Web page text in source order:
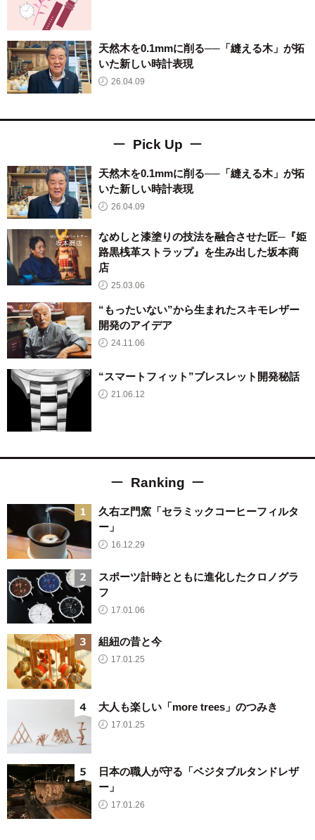
天然木を0.1mmに削る──「縫える木」が拓
いた新しい時計表現
26.04.09
Pick Up
天然木を0.1mmに削る──「縫える木」が拓
いた新しい時計表現
26.04.09
なめしと漆塗りの技法を融合させた匠─『姫
路黒桟革ストラップ』を生み出した坂本商
店
25.03.06
“もったいない”から生まれたスキモレザー
開発のアイデア
24.11.06
“スマートフィット”ブレスレット開発秘話
21.06.12
Ranking
久右ヱ門窯「セラミックコーヒーフィルタ
ー」
16.12.29
スポーツ計時とともに進化したクロノグラ
フ
17.01.06
組紐の昔と今
17.01.25
大人も楽しい「more trees」のつみき
17.01.25
日本の職人が守る「ベジタブルタンドレザ
ー」
17.01.26